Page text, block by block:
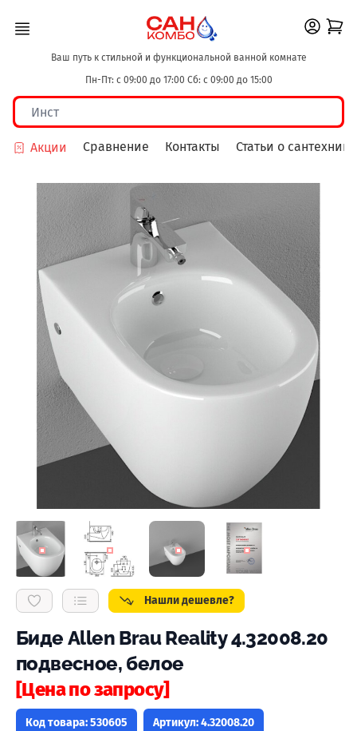
Ваш путь к стильной и функциональной ванной комнате
Пн-Пт: с 09:00 до 17:00 Сб: с 09:00 до 15:00
Акции Сравнение Контакты Статьи о сантехнике
Биде Allen Brau Reality 4.32008.20
подвесное, белое
[Цена по запросу]
Код товара: 530605 Артикул: 4.32008.20
Нашли дешевле?